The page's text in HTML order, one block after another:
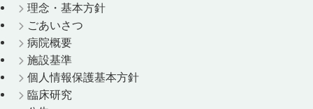
理念・基本方針
ごあいさつ
病院概要
施設基準
個人情報保護基本方針
臨床研究